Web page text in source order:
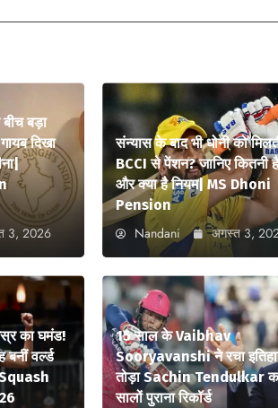
बड़ा
दिखा
3, 2026
संन्यास के बाद भी धोनी को
BCCI से पेंशन? जानिए कितनी
और क्या है नियम| MS Dhoni
Pension
Nandani अगस्त 3,
का घमंड!
वर्ल्ड
15 साल के Vaibhav
Sooryavanshi ने रचा
तोड़ा Sachin Tendulkar
सालों पुराना रिकॉर्ड